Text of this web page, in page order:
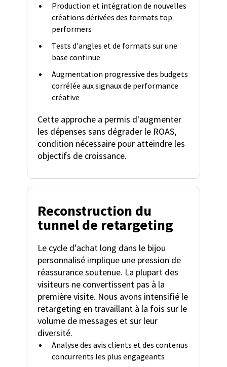
Production et intégration de nouvelles
créations dérivées des formats top
performers
Tests d'angles et de formats sur une
base continue
Augmentation progressive des budgets
corrélée aux signaux de performance
créative
Cette approche a permis d'augmenter
les dépenses sans dégrader le ROAS,
condition nécessaire pour atteindre les
objectifs de croissance.
Reconstruction du
tunnel de retargeting
Le cycle d'achat long dans le bijou
personnalisé implique une pression de
réassurance soutenue. La plupart des
visiteurs ne convertissent pas à la
première visite. Nous avons intensifié le
retargeting en travaillant à la fois sur le
volume de messages et sur leur
diversité.
Analyse des avis clients et des contenus
concurrents les plus engageants